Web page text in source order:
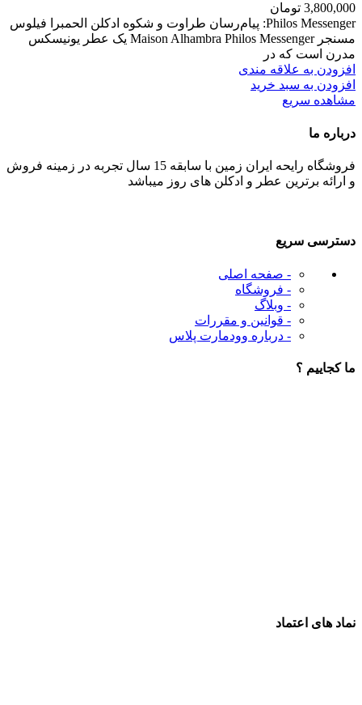
3,800,000 تومان
Philos Messenger: پیام‌رسان طراوت و شکوه ادکلن الحمبرا فیلوس
مسنجر Maison Alhambra Philos Messenger یک عطر یونیسکس
مدرن است که در
افزودن به علاقه مندی
افزودن به سبد خرید
مشاهده سریع
درباره ما
فروشگاه رایحه ایران زمین با سابقه 15 سال تجربه در زمینه فروش
و ارائه برترین عطر و ادکلن های روز میباشد
دسترسی سریع
- صفحه اصلی
- فروشگاه
- وبلاگ
- قوانین و مقررات
- درباره وودمارت پلاس
ما کجاییم ؟
نماد های اعتماد